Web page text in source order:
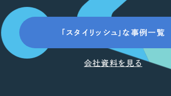
「スタイリッシュ」な事例一覧
会社資料を見る